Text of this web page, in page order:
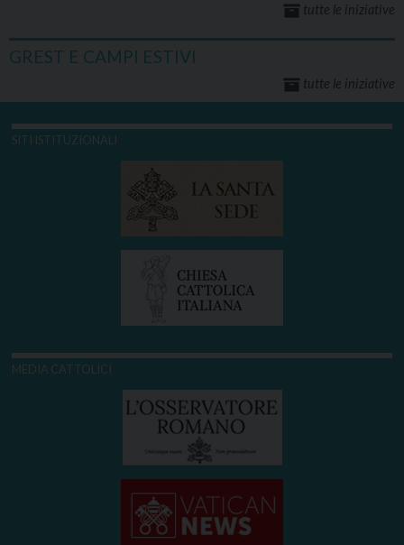
tutte le iniziative
GREST E CAMPI ESTIVI
tutte le iniziative
SITI ISTITUZIONALI
MEDIA CATTOLICI